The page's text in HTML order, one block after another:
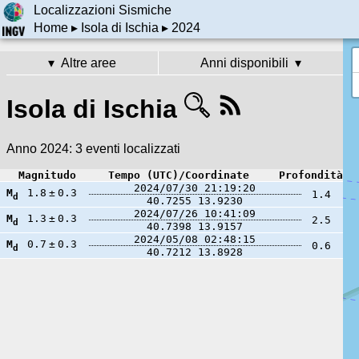
Localizzazioni Sismiche
Home▸ Isola di Ischia ▸ 2024
Altre aree Anni disponibili
Isola di Ischia
Anno 2024: 3 eventi localizzati
Magnitudo Tempo (UTC)/Coordinate
Profondità
Md 1.8 ± 0.3
2024/07/30 21:19:20
40.7255
13.9230
1.4
Md 1.3 ± 0.3
2024/07/26 10:41:09
40.7398
13.9157
2.5
Md 0.7 ± 0.3
2024/05/08 02:48:15
40.7212
13.8928
0.6